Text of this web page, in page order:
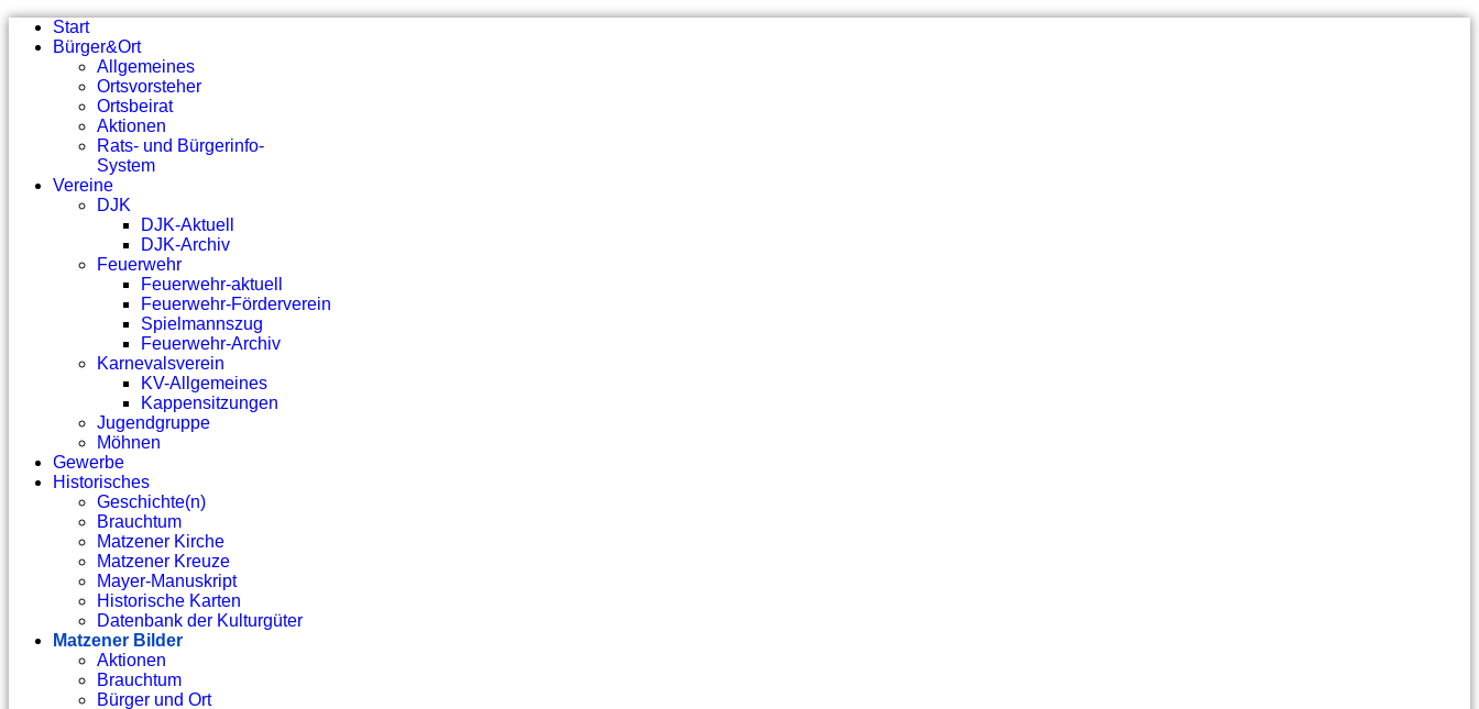
Start
Bürger&Ort
Allgemeines
Ortsvorsteher
Ortsbeirat
Aktionen
Rats- und Bürgerinfo-
System
Vereine
DJK
DJK-Aktuell
DJK-Archiv
Feuerwehr
Feuerwehr-aktuell
Feuerwehr-Förderverein
Spielmannszug
Feuerwehr-Archiv
Karnevalsverein
KV-Allgemeines
Kappensitzungen
Jugendgruppe
Möhnen
Gewerbe
Historisches
Geschichte(n)
Brauchtum
Matzener Kirche
Matzener Kreuze
Mayer-Manuskript
Historische Karten
Datenbank der Kulturgüter
Matzener Bilder
Aktionen
Brauchtum
Bürger und Ort